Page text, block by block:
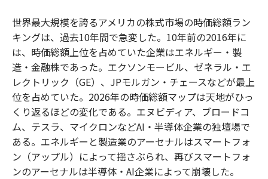
世界最大規模を誇るアメリカの株式市場の時価総額ラン
キングは、過去10年間で急変した。10年前の2016年に
は、時価総額上位を占めていた企業はエネルギー・製
造・金融株であった。エクソンモービル、ゼネラル・エ
レクトリック（GE）、JPモルガン・チェースなどが最上
位を占めていた。2026年の時価総額マップは天地がひっ
くり返るほどの変化である。エヌビディア、ブロードコ
ム、テスラ、マイクロンなどAI・半導体企業の独壇場で
ある。エネルギーと製造業のアーセナルはスマートフォ
ン（アップル）によって揺さぶられ、再びスマートフォ
ンのアーセナルは半導体・AI企業によって崩壊した。